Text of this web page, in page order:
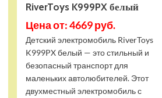
RiverToys K999PX белый
Цена от: 4669 руб.
Детский электромобиль RiverToys
K999PX белый — это стильный и
безопасный транспорт для
маленьких автолюбителей. Этот
двухместный электромобиль с